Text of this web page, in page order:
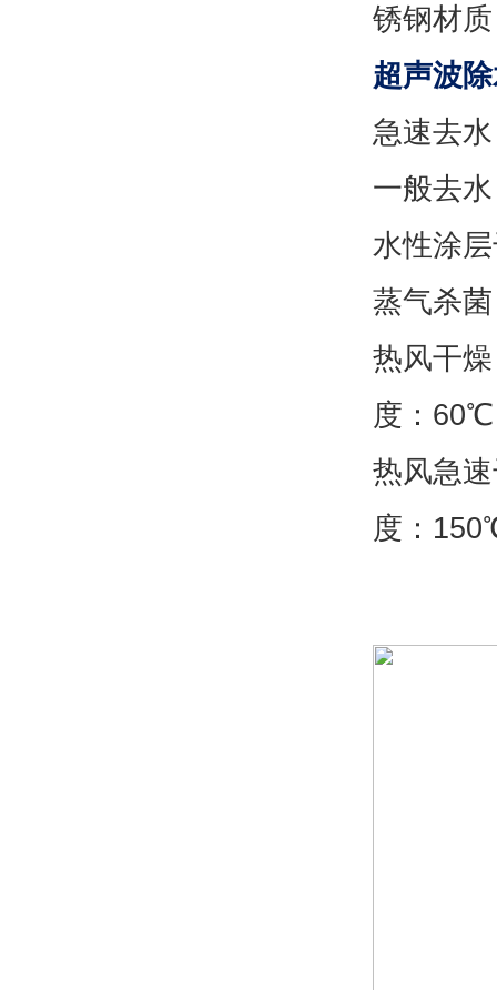
锈钢材
超声波
急速去
一般去
水性涂
蒸气杀
热风干
度：
热风急
度：